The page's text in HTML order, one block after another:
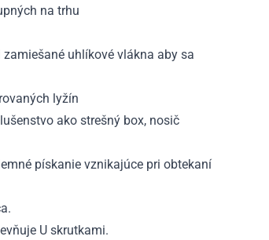
na trhu
uhlíkové vlákna aby sa
lyžín
ako strešný box, nosič
pískanie vznikajúce pri obtekaní
U skrutkami.